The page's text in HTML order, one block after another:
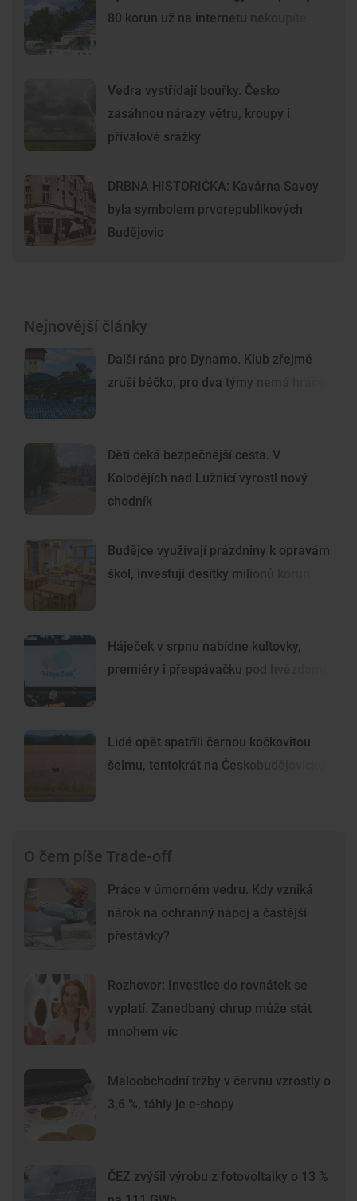
80 korun už na internetu nekoupíte
Vedra vystřídají bouřky. Česko
zasáhnou nárazy větru, kroupy i
přívalové srážky
DRBNA HISTORIČKA: Kavárna Savoy
byla symbolem prvorepublikových
Budějovic
Nejnovější články
Další rána pro Dynamo. Klub zřejmě
zruší béčko, pro dva týmy nemá hráče
Děti čeká bezpečnější cesta. V
Kolodějích nad Lužnicí vyrostl nový
chodník
Budějce využívají prázdniny k opravám
škol, investují desítky milionů korun
Háječek v srpnu nabídne kultovky,
premiéry i přespávačku pod hvězdami
Lidé opět spatřili černou kočkovitou
šelmu, tentokrát na Českobudějovicku
O čem píše Trade-off
Práce v úmorném vedru. Kdy vzniká
nárok na ochranný nápoj a častější
přestávky?
Rozhovor: Investice do rovnátek se
vyplatí. Zanedbaný chrup může stát
mnohem víc
Maloobchodní tržby v červnu vzrostly o
3,6 %, táhly je e-shopy
ČEZ zvýšil výrobu z fotovoltaiky o 13 %